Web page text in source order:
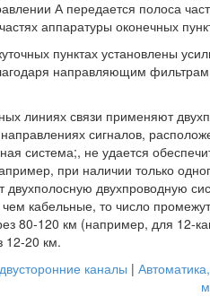
А передается полоса
аппаратуры оконечных
пунктах установлены
направляющим фильтрам
линиях связи применяют
сигналов,
система;, не удается
при наличии только
двухполосную двухпроводную
чем кабельные, то число
80-120 км (например, для 12-
12-20 км.
каналы |